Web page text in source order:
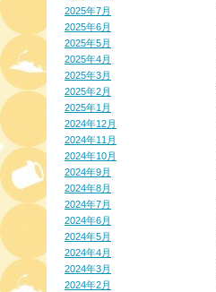
2025年7月
2025年6月
2025年5月
2025年4月
2025年3月
2025年2月
2025年1月
2024年12月
2024年11月
2024年10月
2024年9月
2024年8月
2024年7月
2024年6月
2024年5月
2024年4月
2024年3月
2024年2月